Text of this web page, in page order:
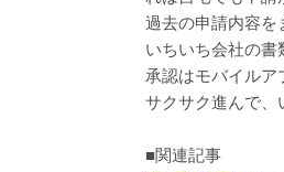
過去の申請内容を
いちいち会社の書
承認はモバイルア
サクサク進んで、
■関連記事